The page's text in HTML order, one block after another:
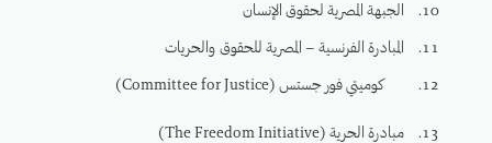
الجبهة المصرية لحقوق الإنسان
المبادرة الفرنسية – المصرية للحقوق والحريات
كوميتي فور جستس (Committee for Justice)
مبادرة الحرية (The Freedom Initiative)